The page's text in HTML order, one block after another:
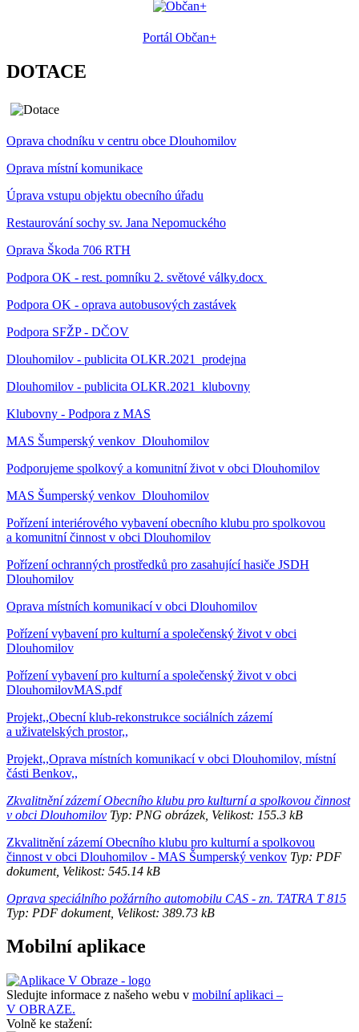
Portál Občan+
DOTACE
Oprava chodníku v centru obce Dlouhomilov
Oprava místní komunikace
Úprava vstupu objektu obecního úřadu
Restaurování sochy sv. Jana Nepomuckého
Oprava Škoda 706 RTH
Podpora OK - rest. pomníku 2. světové války.docx
Podpora OK - oprava autobusových zastávek
Podpora SFŽP - DČOV
Dlouhomilov - publicita OLKR.2021_prodejna
Dlouhomilov - publicita OLKR.2021_klubovny
Klubovny - Podpora z MAS
MAS Šumperský venkov_Dlouhomilov
Podporujeme spolkový a komunitní život v obci Dlouhomilov
MAS Šumperský venkov_Dlouhomilov
Pořízení interiérového vybavení obecního klubu pro spolkovou
a komunitní činnost v obci Dlouhomilov
Pořízení ochranných prostředků pro zasahující hasiče JSDH
Dlouhomilov
Oprava místních komunikací v obci Dlouhomilov
Pořízení vybavení pro kulturní a společenský život v obci
Dlouhomilov
Pořízení vybavení pro kulturní a společenský život v obci
DlouhomilovMAS.pdf
Projekt,,Obecní klub-rekonstrukce sociálních zázemí
a uživatelských prostor,,
Projekt,,Oprava místních komunikací v obci Dlouhomilov, místní
části Benkov,,
Zkvalitnění zázemí Obecního klubu pro kulturní a spolkovou činnost
v obci Dlouhomilov Typ: PNG obrázek, Velikost: 155.3 kB
Zkvalitnění zázemí Obecního klubu pro kulturní a spolkovou
činnost v obci Dlouhomilov - MAS Šumperský venkov Typ: PDF
dokument, Velikost: 545.14 kB
Oprava speciálního požárního automobilu CAS - zn. TATRA T 815
Typ: PDF dokument, Velikost: 389.73 kB
Mobilní aplikace
Sledujte informace z našeho webu v mobilní aplikaci –
V OBRAZE.
Volně ke stažení: